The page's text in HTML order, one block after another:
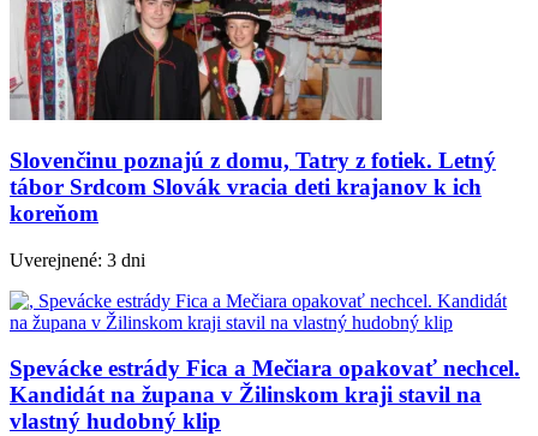
Slovenčinu poznajú z domu, Tatry z fotiek. Letný
tábor Srdcom Slovák vracia deti krajanov k ich
koreňom
Uverejnené: 3 dni
Spevácke estrády Fica a Mečiara opakovať nechcel.
Kandidát na župana v Žilinskom kraji stavil na
vlastný hudobný klip